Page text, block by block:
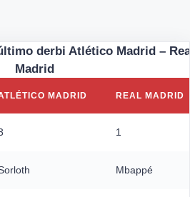
derbi Atlético Madrid –
Madrid
MADRID REAL MADRID
1
Mbappé